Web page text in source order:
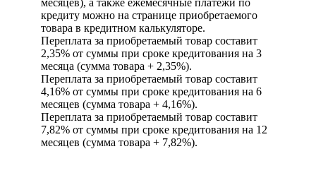
кредиту можно на странице приобретаемого
товара в кредитном калькуляторе.
Переплата за приобретаемый товар составит
2,35% от суммы при сроке кредитования на 3
месяца (сумма товара + 2,35%).
Переплата за приобретаемый товар составит
4,16% от суммы при сроке кредитования на 6
месяцев (сумма товара + 4,16%).
Переплата за приобретаемый товар составит
7,82% от суммы при сроке кредитования на 12
месяцев (сумма товара + 7,82%).